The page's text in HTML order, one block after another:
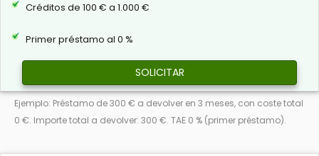
Créditos de 100 € a 1.000 €
Primer préstamo al 0 %
SOLICITAR
Ejemplo: Préstamo de 300 € a devolver en 3 meses, con coste total
0 €. Importe total a devolver: 300 €. TAE 0 % (primer préstamo).